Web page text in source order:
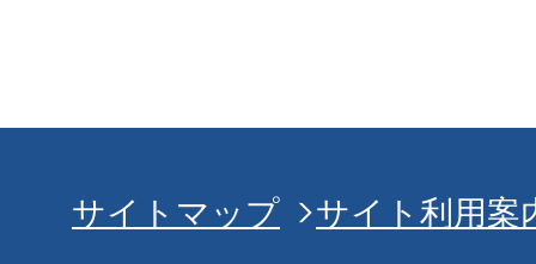
サイトマップ
サイト利用案